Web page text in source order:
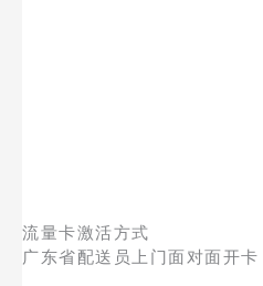
流量卡激活方式
广东省配送员上门面对面开